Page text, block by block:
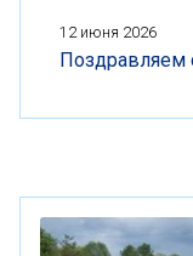
12 июня 2026
Поздравляем